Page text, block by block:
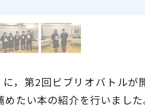
，第2回ビブリオバトルが
めたい本の紹介を行いまし